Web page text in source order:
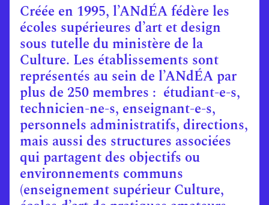
Créée en 1995, l’ANdÉA fédère les
écoles supérieures d’art et design
sous tutelle du ministère de la
Culture. Les établissements sont
représentés au sein de l’ANdÉA par
plus de 250 membres : étudiant-e-s,
technicien-ne-s, enseignant-e-s,
personnels administratifs, directions,
mais aussi des structures associées
qui partagent des objectifs ou
environnements communs
(enseignement supérieur Culture,